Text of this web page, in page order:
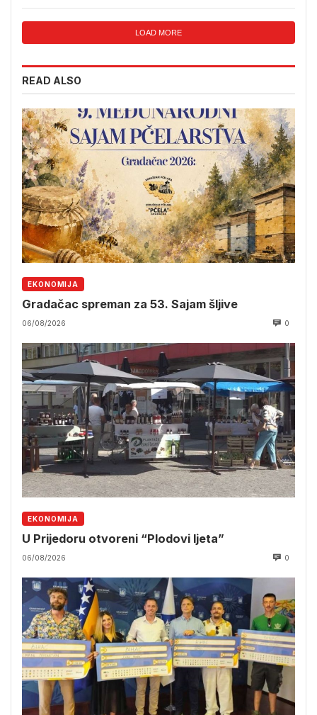
LOAD MORE
READ ALSO
EKONOMIJA
Gradačac spreman za 53. Sajam šljive
06/08/2026 0
EKONOMIJA
U Prijedoru otvoreni “Plodovi ljeta”
06/08/2026 0